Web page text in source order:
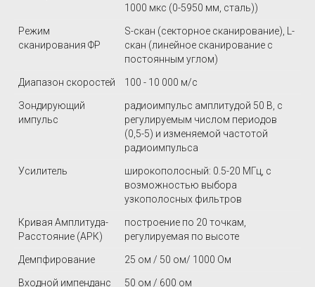
1000 мкс (0-5950 мм, сталь))
Режим
сканирования ФР
S-скан (секторное сканирование), L-
скан (линейное сканирование с
постоянным углом)
Диапазон скоростей 100 - 10 000 м/с
Зондирующий
импульс
радиоимпульс амплитудой 50 В, с
регулируемым числом периодов
(0,5-5) и изменяемой частотой
радиоимпульса
Усилитель
широкополосный: 0.5-20 МГц, с
возможностью выбора
узкополосных фильтров
Кривая Амплитуда-
Расстояние (АРК)
построение по 20 точкам,
регулируемая по высоте
Демпфирование 25 ом / 50 ом/ 1000 Ом
Входной импенданс 50 ом / 600 ом